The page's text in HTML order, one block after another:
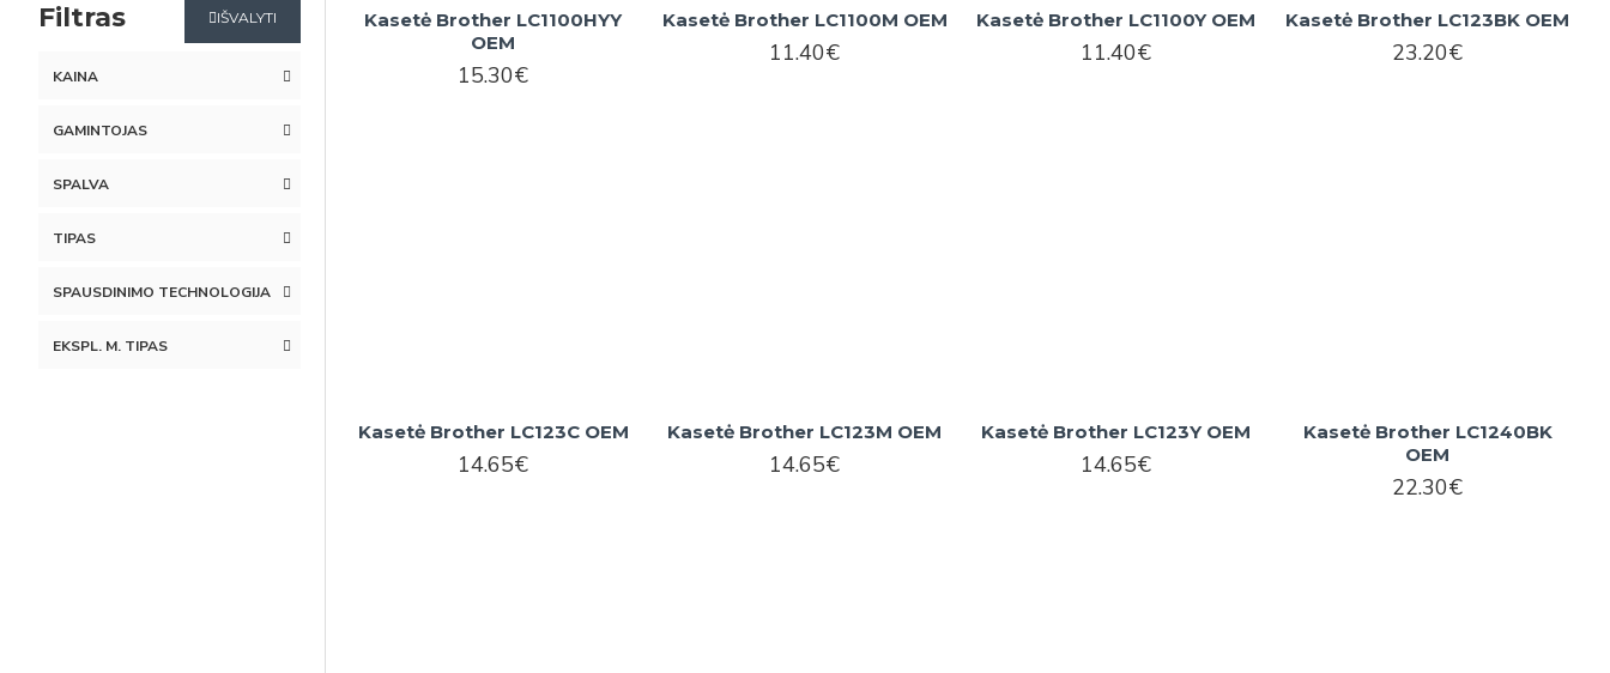
Filtras IŠVALYTI
KAINA
GAMINTOJAS
SPALVA
TIPAS
SPAUSDINIMO TECHNOLOGIJA
EKSPL. M. TIPAS
Kasetė Brother LC1100HYY
OEM
15.30€
Kasetė Brother LC1100M OEM
11.40€
Kasetė Brother LC1100Y OEM
11.40€
Kasetė Brother LC123BK OEM
23.20€
Kasetė Brother LC123C OEM
14.65€
Kasetė Brother LC123M OEM
14.65€
Kasetė Brother LC123Y OEM
14.65€
Kasetė Brother LC1240BK
OEM
22.30€